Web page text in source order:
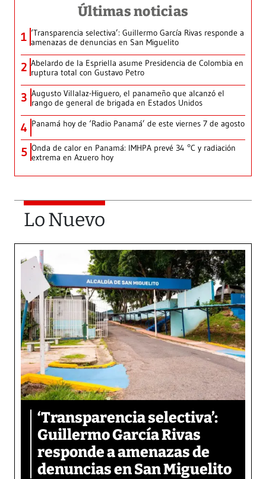
Últimas noticias
1 ‘Transparencia selectiva’: Guillermo García Rivas responde a
amenazas de denuncias en San Miguelito
2 Abelardo de la Espriella asume Presidencia de Colombia en
ruptura total con Gustavo Petro
3 Augusto Villalaz-Higuero, el panameño que alcanzó el
rango de general de brigada en Estados Unidos
4 Panamá hoy de ‘Radio Panamá’ de este viernes 7 de agosto
5 Onda de calor en Panamá: IMHPA prevé 34 °C y radiación
extrema en Azuero hoy
Lo Nuevo
‘Transparencia selectiva’:
Guillermo García Rivas
responde a amenazas de
denuncias en San Miguelito